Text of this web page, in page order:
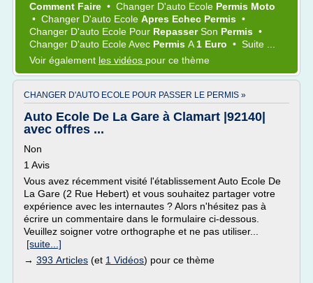
Comment Faire • Changer D'auto Ecole Permis Moto
• Changer D'auto Ecole Apres Echec Permis •
Changer D'auto Ecole Pour RepasserSon Permis •
Changer D'auto EcoleAvec Permis A 1 Euro • Suite ...
Voir également les vidéos pour ce thème
CHANGER D'AUTO ECOLE POUR PASSER LE PERMIS »
Auto Ecole De La Gare à Clamart |92140|
avec offres ...
Non
1 Avis
Vous avez récemment visité l'établissement Auto Ecole De
La Gare (2 Rue Hebert) et vous souhaitez partager votre
expérience avec les internautes ? Alors n'hésitez pas à
écrire un commentaire dans le formulaire ci-dessous.
Veuillez soigner votre orthographe et ne pas utiliser...
[suite...]
→ 393 Articles (et 1 Vidéos) pour ce thème